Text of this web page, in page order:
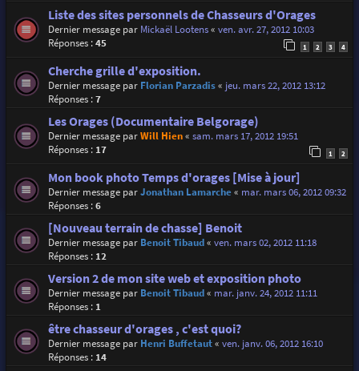
Liste des sites personnels de Chasseurs d'Orages
Dernier message par Mickaël Lootens« ven. avr. 27, 2012 10:03
Réponses :45 1 2 3 4
Cherche grille d'exposition.
Dernier message par Florian Parzadis« jeu. mars 22, 2012 13:12
Réponses :7
Les Orages (Documentaire Belgorage)
Dernier message parWill Hien« sam. mars 17, 2012 19:51
Réponses : 17 1 2
Mon book photo Temps d'orages [Mise à jour]
Dernier message parJonathan Lamarche« mar. mars 06, 2012 09:32
Réponses :6
[Nouveau terrain de chasse] Benoit
Dernier message par Benoit Tibaud« ven. mars 02, 2012 11:18
Réponses : 12
Version 2 de mon site web et exposition photo
Dernier message par Benoit Tibaud« mar. janv. 24, 2012 11:11
Réponses : 1
être chasseur d'orages , c'est quoi?
Dernier message par Henri Buffetaut« ven. janv. 06, 2012 16:10
Réponses : 14